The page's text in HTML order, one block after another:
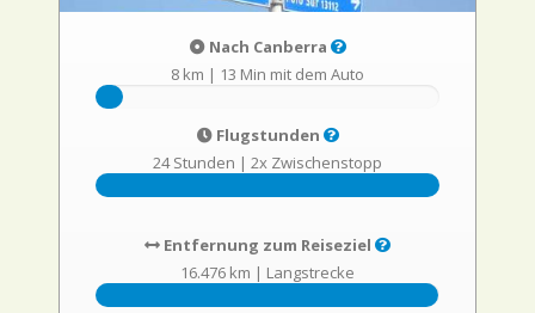
Nach Canberra
8 km | 13 Min mit dem Auto
Flugstunden
24 Stunden | 2x Zwischenstopp
Entfernung zum Reiseziel
16.476 km | Langstrecke